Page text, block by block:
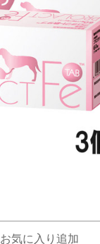
お気に入り追加